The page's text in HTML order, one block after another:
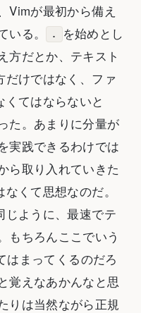
Vimが最初から備え
いる。 . を始めとし
方だとか、テキスト
けではなく、ファ
てはならないと
た。あまりに分量が
実践できるわけでは
ら取り入れていきた
くて思想なのだ。
じように、最速でテ
もちろんここでいう
はまってくるのだろ
覚えなあかんなと思
りは当然ながら正規